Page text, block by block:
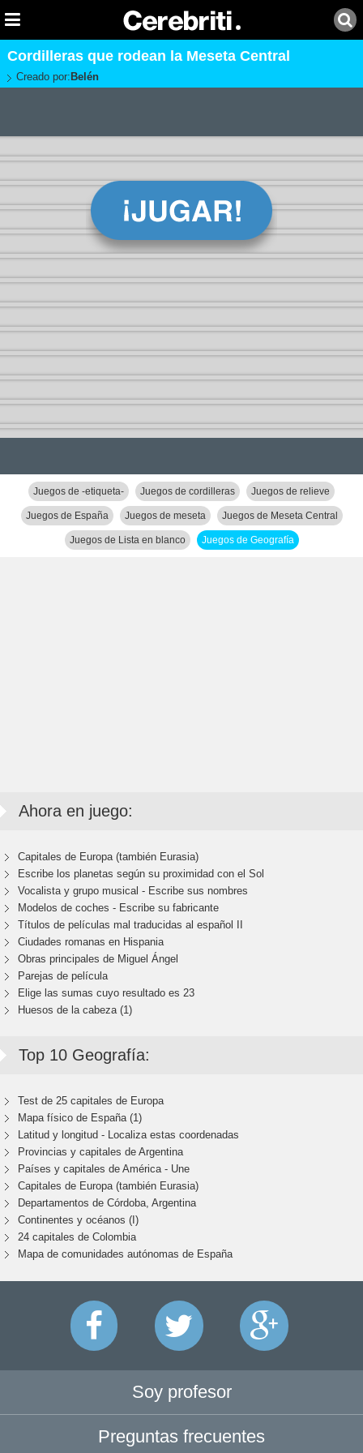
Cordilleras que rodean la Meseta Central
Creado por: Belén
Juegos de -etiqueta- Juegos de cordilleras Juegos de relieve
Juegos de España Juegos de meseta Juegos de Meseta Central
Juegos de Lista en blanco Juegos de Geografía
Ahora en juego:
Capitales de Europa (también Eurasia)
Escribe los planetas según su proximidad con el Sol
Vocalista y grupo musical - Escribe sus nombres
Modelos de coches - Escribe su fabricante
Títulos de películas mal traducidas al español II
Ciudades romanas en Hispania
Obras principales de Miguel Ángel
Parejas de película
Elige las sumas cuyo resultado es 23
Huesos de la cabeza (1)
Top 10 Geografía:
Test de 25 capitales de Europa
Mapa físico de España (1)
Latitud y longitud - Localiza estas coordenadas
Provincias y capitales de Argentina
Países y capitales de América - Une
Capitales de Europa (también Eurasia)
Departamentos de Córdoba, Argentina
Continentes y océanos (I)
24 capitales de Colombia
Mapa de comunidades autónomas de España
Soy profesor
Preguntas frecuentes